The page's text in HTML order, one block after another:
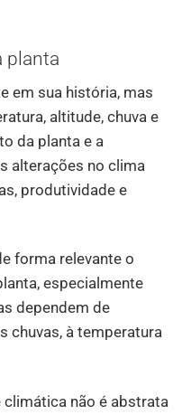
planta
em sua história, mas
altitude, chuva e
da planta e a
alterações no clima
produtividade e
forma relevante o
especialmente
dependem de
chuvas, à temperatura
climática não é abstrata